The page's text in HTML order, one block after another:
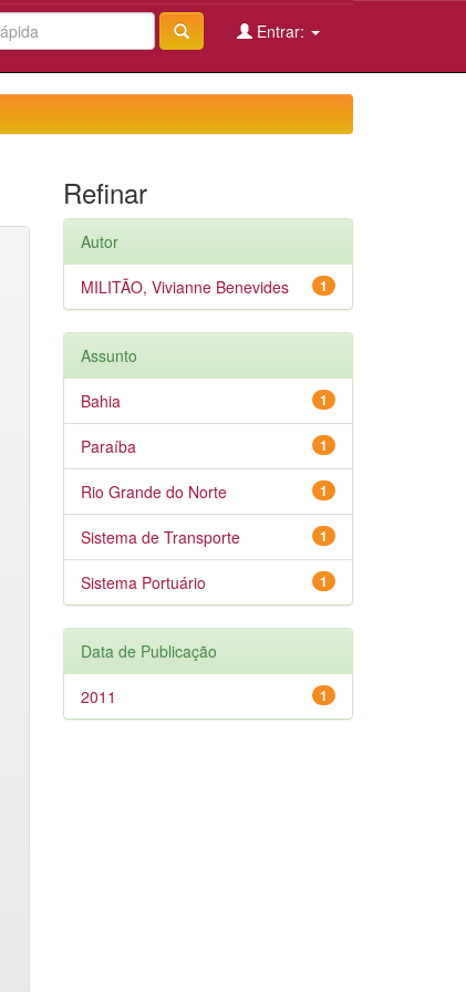
Entrar:
Refinar
Autor
1
MILITÃO, Vivianne Benevides
Assunto
1
Bahia
1
Paraíba
1
Rio Grande do Norte
1
Sistema de Transporte
1
Sistema Portuário
Data de Publicação
1
2011